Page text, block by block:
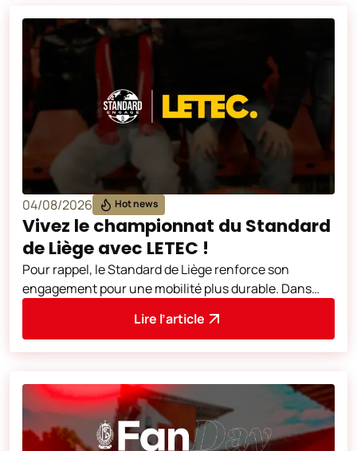
04/08/2026 Hot news
Vivez le championnat du Standard
de Liège avec LETEC !
Pour rappel, le Standard de Liège renforce son
engagement pour une mobilité plus durable. Dans
Lire l’article